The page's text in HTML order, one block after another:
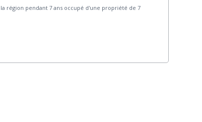
région pendant 7 ans occupé d'une propriété de 7